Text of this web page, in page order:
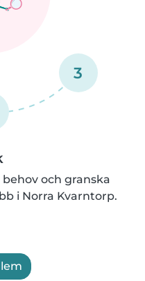
3
och granska
i Norra Kvarntorp.